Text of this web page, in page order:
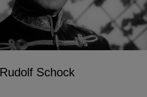
Rudolf Schock